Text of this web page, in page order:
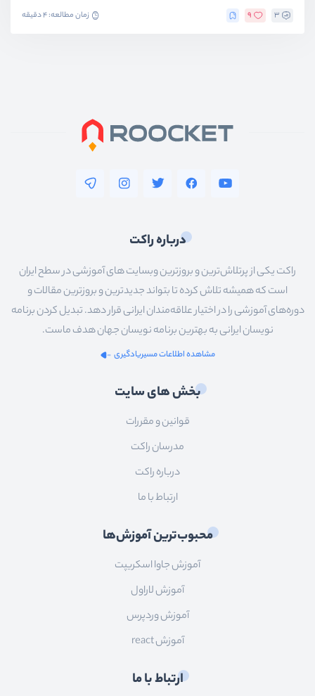
3
9 زمان مطالعه: 4 دقیقه
درباره راکت
راکت یکی از پرتلاش‌ترین و بروزترین وبسایت های آموزشی در سطح ایران
است که همیشه تلاش کرده تا بتواند جدیدترین و بروزترین مقالات و
دوره‌های آموزشی را در اختیار علاقه‌مندان ایرانی قرار دهد. تبدیل کردن برنامه
نویسان ایرانی به بهترین برنامه نویسان جهان هدف ماست.
مشاهده اطلاعات مسیریادگیری
بخش های سایت
قوانین و مقررات
مدرسان راکت
درباره راکت
ارتباط با ما
محبوب‌ترین آموزش‌ها
آموزش جاوا اسکریپت
آموزش لاراول
آموزش وردپرس
آموزش react
ارتباط با ما